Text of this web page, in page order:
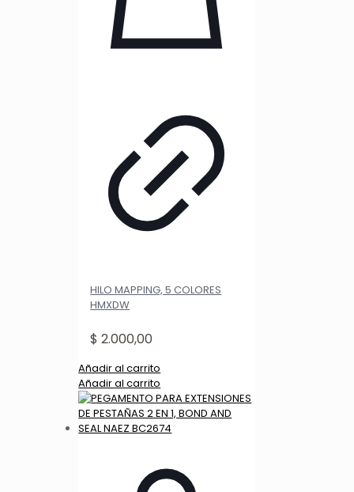
HILO MAPPING, 5 COLORES
HMXDW
$ 2.000,00
Añadir al carrito
Añadir al carrito